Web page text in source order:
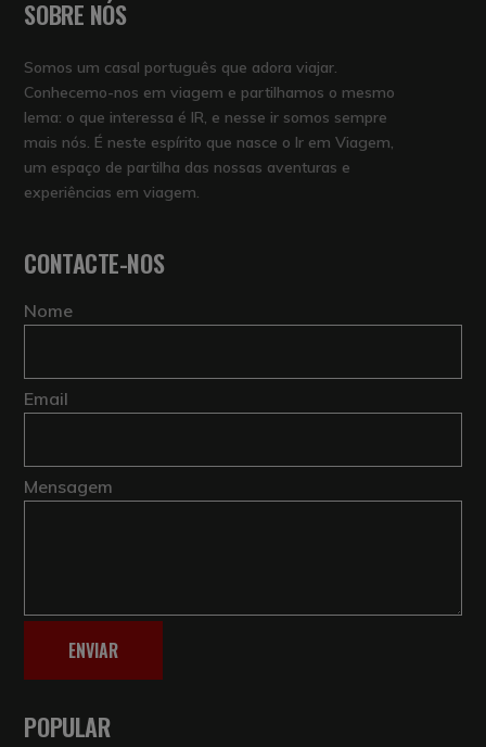
SOBRE NÓS
Somos um casal português que adora viajar.
Conhecemo-nos em viagem e partilhamos o mesmo
lema: o que interessa é IR, e nesse ir somos sempre
mais nós. É neste espírito que nasce o Ir em Viagem,
um espaço de partilha das nossas aventuras e
experiências em viagem.
CONTACTE-NOS
Nome
Email
Mensagem
ENVIAR
POPULAR